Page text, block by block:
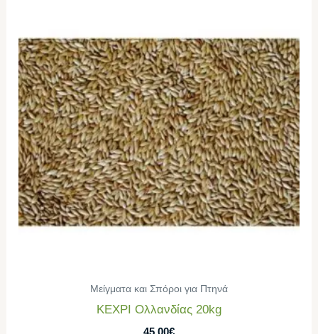
Μείγματα και Σπόροι για Πτηνά
ΚΕΧΡΙ Ολλανδίας 20kg